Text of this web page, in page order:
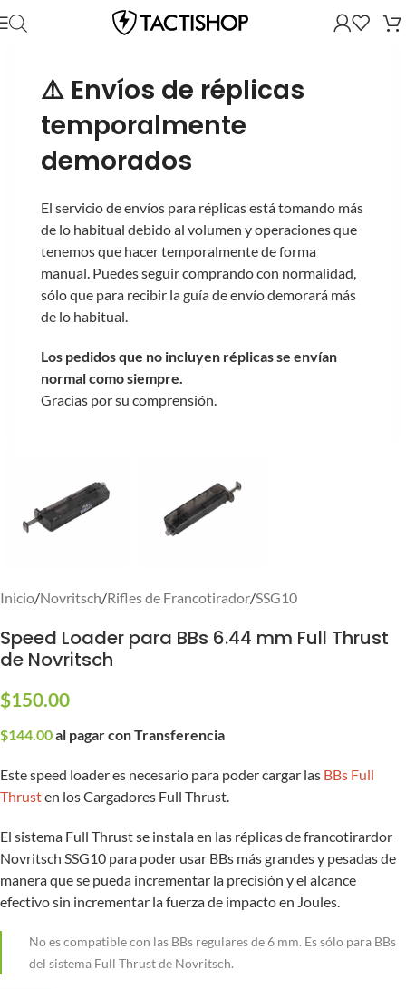
⚠️ Envíos de réplicas
temporalmente
demorados
El servicio de envíos para réplicas está tomando más
de lo habitual debido al volumen y operaciones que
tenemos que hacer temporalmente de forma
manual. Puedes seguir comprando con normalidad,
sólo que para recibir la guía de envío demorará más
de lo habitual.
Los pedidos que no incluyen réplicas se envían
normal como siempre.
Gracias por su comprensión.
Inicio/Novritsch/Rifles de Francotirador/SSG10
Speed Loader para BBs 6.44 mm Full Thrust
de Novritsch
$150.00
$144.00al pagar con Transferencia
Este speed loader es necesario para poder cargar las BBs Full
Thrusten los Cargadores Full Thrust.
El sistema Full Thrust se instala en las réplicas de francotirardor
Novritsch SSG10 para poder usar BBs más grandes y pesadas de
manera que se pueda incrementar la precisión y el alcance
efectivo sin incrementar la fuerza de impacto en Joules.
No es compatible con las BBs regulares de 6 mm. Es sólo para BBs
del sistema Full Thrust de Novritsch.